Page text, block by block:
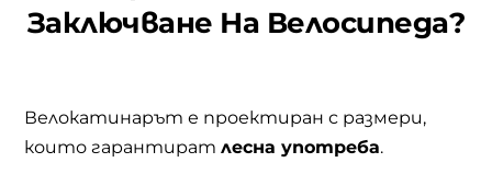
Заключване На Велосипеда?
Велокатинарът е проектиран с размери,
които гарантиратлесна употреба.